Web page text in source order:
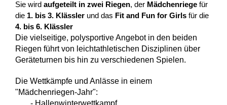
Sie wird aufgeteilt in zwei Riegen, der Mädchenriege für
die 1. bis 3. Klässler und das Fit and Fun for Girls für die
4. bis 6. Klässler
Die vielseitige, polysportive Angebot in den beiden
Riegen führt von leichtathletischen Disziplinen über
Geräteturnen bis hin zu verschiedenen Spielen.
Die Wettkämpfe und Anlässe in einem
"Mädchenriegen-Jahr":